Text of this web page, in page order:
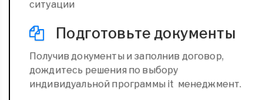
ситуации
Подготовьте документы
Получив документы и заполнив договор,
дождитесь решения по выбору
индивидуальной программы it менеджмент.